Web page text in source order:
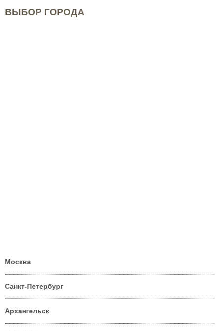
ВЫБОР ГОРОДА
Москва
Санкт-Петербург
Архангельск